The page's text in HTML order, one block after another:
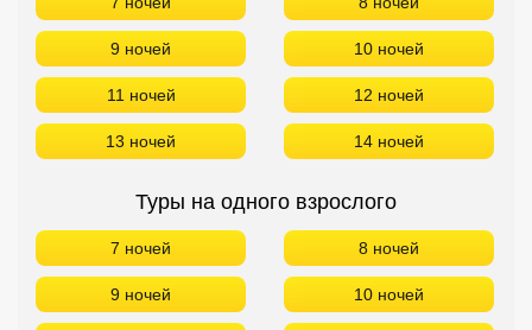
9 ночей 10 ночей
11 ночей 12 ночей
13 ночей 14 ночей
Туры на одного взрослого
7 ночей 8 ночей
9 ночей 10 ночей